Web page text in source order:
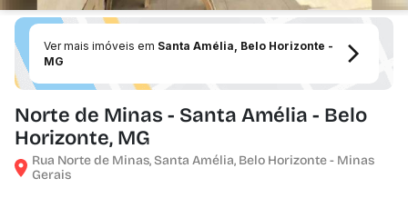
Ver mais imóveis em Santa Amélia, Belo Horizonte -
MG
Norte de Minas - Santa Amélia - Belo
Horizonte, MG
Rua Norte de Minas, Santa Amélia, Belo Horizonte - Minas
Gerais